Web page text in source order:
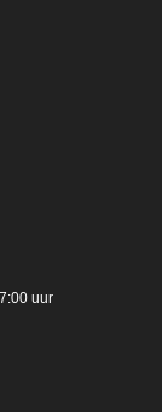
uur